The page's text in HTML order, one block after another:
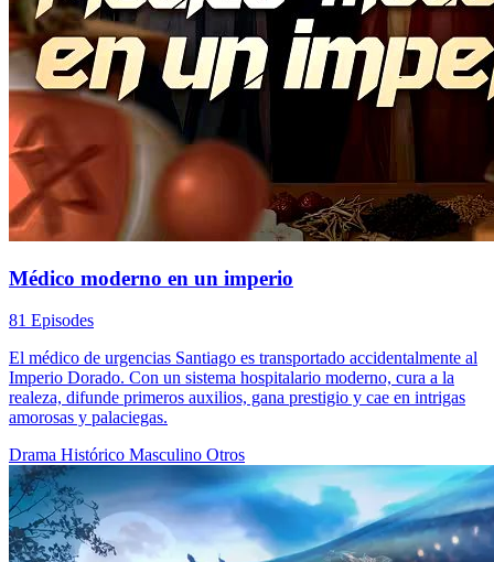
Médico moderno en un imperio
81 Episodes
El médico de urgencias Santiago es transportado accidentalmente al
Imperio Dorado. Con un sistema hospitalario moderno, cura a la
realeza, difunde primeros auxilios, gana prestigio y cae en intrigas
amorosas y palaciegas.
Drama Histórico Masculino Otros